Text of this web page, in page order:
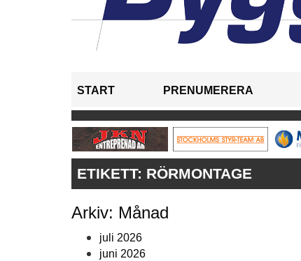
START PRENUMERERA
ETIKETT: RÖRMONTAGE
Arkiv: Månad
juli 2026
juni 2026